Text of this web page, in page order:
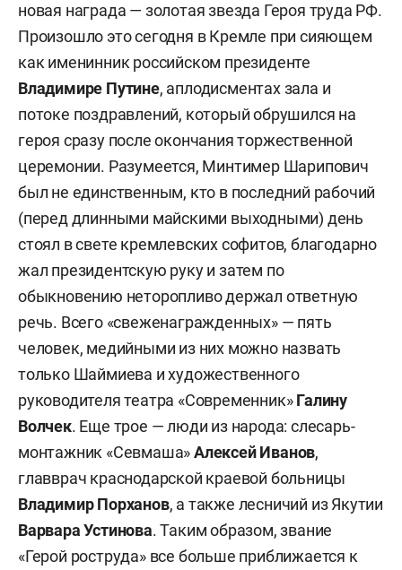
новая награда — золотая звезда Героя труда РФ.
Произошло это сегодня в Кремле при сияющем
как именинник российском президенте
Владимире Путине, аплодисментах зала и
потоке поздравлений, который обрушился на
героя сразу после окончания торжественной
церемонии. Разумеется, Минтимер Шарипович
был не единственным, кто в последний рабочий
(перед длинными майскими выходными) день
стоял в свете кремлевских софитов, благодарно
жал президентскую руку и затем по
обыкновению неторопливо держал ответную
речь. Всего «свеженагражденных» — пять
человек, медийными из них можно назвать
только Шаймиева и художественного
руководителя театра «Современник»Галину
Волчек. Еще трое — люди из народа: слесарь-
монтажник «Севмаша»Алексей Иванов,
главврач краснодарской краевой больницы
Владимир Порханов, а также лесничий из Якутии
Варвара Устинова. Таким образом, звание
«Герой роструда» все больше приближается к